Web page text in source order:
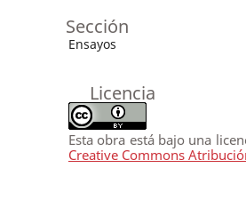
Sección
Ensayos
Licencia
Esta obra está bajo una
Creative Commons